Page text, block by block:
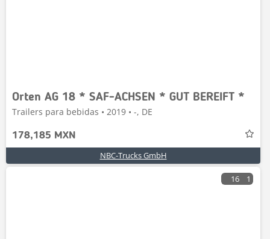
Orten AG 18 * SAF-ACHSEN * GUT BEREIFT *
Trailers para bebidas • 2019 • -, DE
178,185 MXN
NBC-Trucks GmbH
16 1